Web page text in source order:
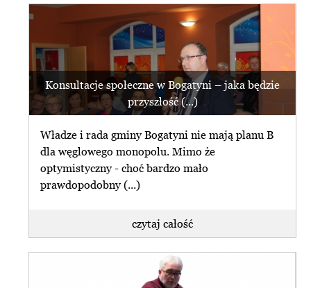
Konsultacje społeczne w Bogatyni – jaka będzie
przyszłość (...)
Władze i rada gminy Bogatyni nie mają planu B
dla węglowego monopolu. Mimo że
optymistyczny - choć bardzo mało
prawdopodobny (...)
czytaj całość